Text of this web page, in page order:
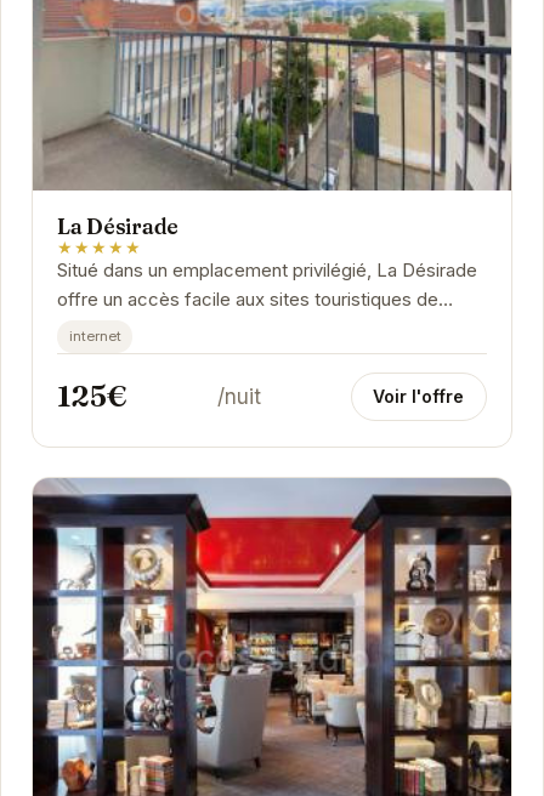
La Désirade
★★★★★
Situé dans un emplacement privilégié, La Désirade
offre un accès facile aux sites touristiques de
Grenoble. L'appartement est moderne et bien...
internet
125€ /nuit Voir l'offre